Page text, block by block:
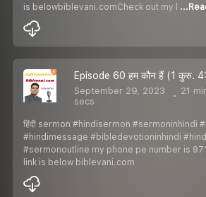
is belowbiblevani.comCheck out my l
Episode 60 हम कौन हैं (1 कुरु.
September 29, 2023
21
secs
हिंदी sermon #hindisermon #sermoninhindi
#hindimessage #bibledevotioninhindi
#sermonoutline my phone pe number is
link is below biblevani.com